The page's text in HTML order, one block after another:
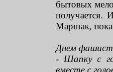
бытовых
получается.
Маршак, пока
Днем фашист
- Шапку с
вместе с